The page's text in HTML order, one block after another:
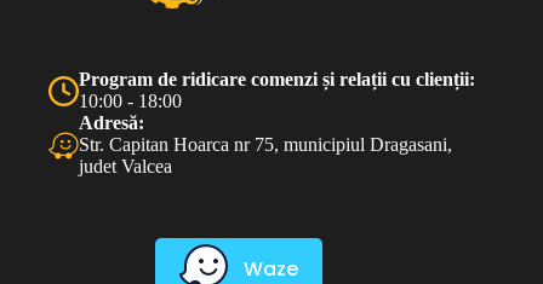
Program de ridicare comenzi și relații cu clienții:
10:00 - 18:00
Adresă:
Str. Capitan Hoarca nr 75, municipiul Dragasani,
judet Valcea
Waze